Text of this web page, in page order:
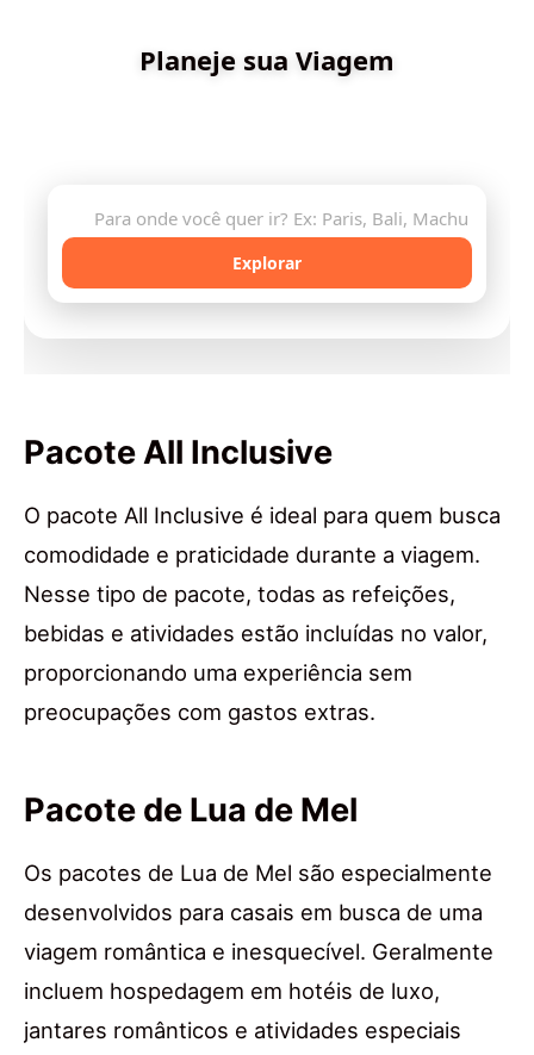
Planeje sua Viagem
Explorar
Pacote All Inclusive
O pacote All Inclusive é ideal para quem busca
comodidade e praticidade durante a viagem.
Nesse tipo de pacote, todas as refeições,
bebidas e atividades estão incluídas no valor,
proporcionando uma experiência sem
preocupações com gastos extras.
Pacote de Lua de Mel
Os pacotes de Lua de Mel são especialmente
desenvolvidos para casais em busca de uma
viagem romântica e inesquecível. Geralmente
incluem hospedagem em hotéis de luxo,
jantares românticos e atividades especiais